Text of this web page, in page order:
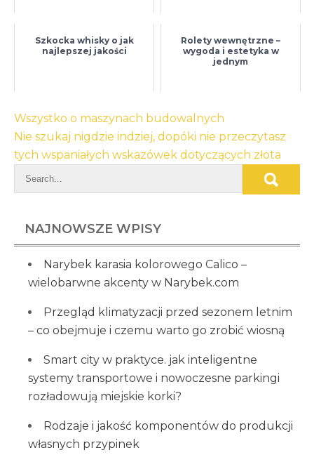
Szkocka whisky o jak
najlepszej jakości
Rolety wewnętrzne –
wygoda i estetyka w
jednym
Nawigacja
wpisu
Wszystko o maszynach budowalnych
Nie szukaj nigdzie indziej, dopóki nie przeczytasz
tych wspaniałych wskazówek dotyczących złota
NAJNOWSZE WPISY
Narybek karasia kolorowego Calico –
wielobarwne akcenty w Narybek.com
Przegląd klimatyzacji przed sezonem letnim
– co obejmuje i czemu warto go zrobić wiosną
Smart city w praktyce. jak inteligentne
systemy transportowe i nowoczesne parkingi
rozładowują miejskie korki?
Rodzaje i jakość komponentów do produkcji
własnych przypinek